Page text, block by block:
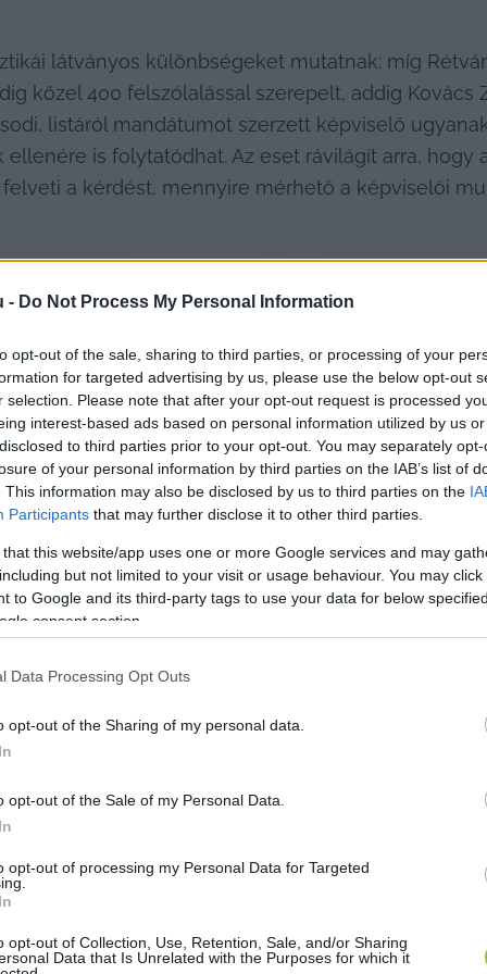
- Do Not Process My Personal Information
opt-out of the sale, sharing to third parties, or processing of your
for targeted advertising by us, please use the below opt-out
selection. Please note that after your opt-out request is processed
interest-based ads based on personal information utilized by us
to third parties prior to your opt-out. You may separately
of your personal information by third parties on the IAB’s list of
This information may also be disclosed by us to third parties on the
Participants that may further disclose it to other third parties.
that this website/app uses one or more Google services and may
but not limited to your visit or usage behaviour. You may
to Google and its third-party tags to use your data for below
consent section.
Data Processing Opt Outs
opt-out of the Sharing of my personal data.
opt-out of the Sale of my Personal Data.
opt-out of processing my Personal Data for Targeted
opt-out of Collection, Use, Retention, Sale, and/or Sharing
Data that Is Unrelated with the Purposes for which it
látványos különbségeket mutatnak: míg
közel 400 felszólalással szerepelt, addig
listáról mandátumot szerzett képviselő
is folytatódhat. Az eset rávilágít arra, hogy
a helyi társadalom, hogy mit is művelt velünk
vonalat üzemeltet, amelyre Csarnó Ákos
a Tisza megválasztott képviselője egy
kerül. Mint ismeretes a cca. 100 négyzetméteres
forint volt, vagy a folyamatosan épülő és
elhalt. Az Egri Szín is göngyölít.
sorsa kérdéses
a 2010-es évek végén indult, amikor a
leépítette hazai tevékenységét. Az első
ami mintegy 800 dolgozót érintett. Ezt
veszélyeztetve. A végső döntés 2026
további 600 munkavállalót érint. Hogy milyen
a Szol24 számolt be.
HIRDETÉS